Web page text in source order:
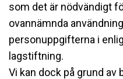
som det är nödvändigt
ovannämnda
personuppgifterna i
lagstiftning.
Vi kan dock på grund av